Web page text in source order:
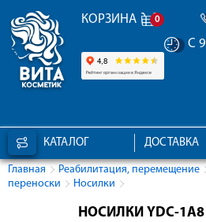
КОРЗИНА 0
С 9
КАТАЛОГ ДОСТАВКА
Главная Реабилитация, перемещение
переноски
Носилки
НОСИЛКИ YDC-